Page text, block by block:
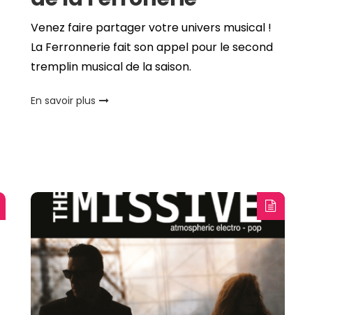
Venez faire partager votre univers musical !
La Ferronnerie fait son appel pour le second
tremplin musical de la saison.
En savoir plus